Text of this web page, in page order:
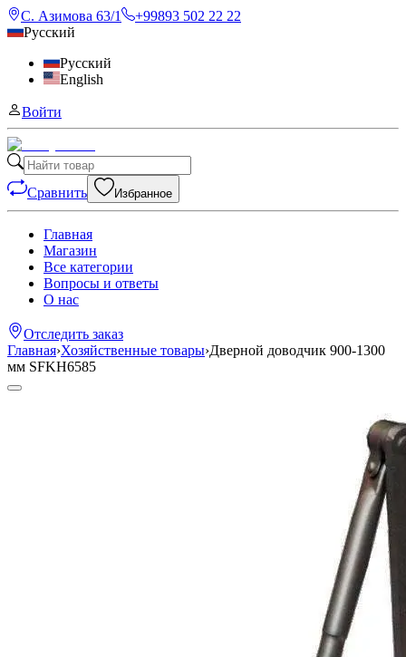
С. Азимова 63/1
+99893 502 22 22
Русский
Русский
English
Войти
Сравнить Избранное
Главная
Магазин
Все категории
Вопросы и ответы
О нас
Отследить заказ
Главная›Хозяйственные товары›Дверной доводчик 900-1300
мм SFKH6585